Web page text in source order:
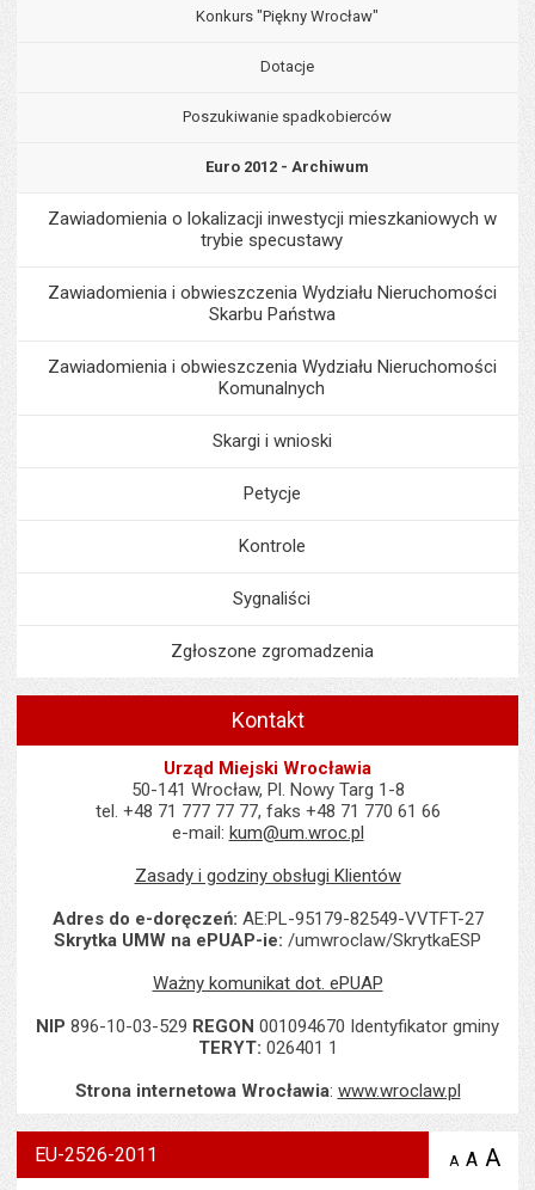
Konkurs "Piękny Wrocław"
Dotacje
Poszukiwanie spadkobierców
Euro 2012 - Archiwum
Zawiadomienia o lokalizacji inwestycji mieszkaniowych w
trybie specustawy
Zawiadomienia i obwieszczenia Wydziału Nieruchomości
Skarbu Państwa
Zawiadomienia i obwieszczenia Wydziału Nieruchomości
Komunalnych
Skargi i wnioski
Petycje
Kontrole
Sygnaliści
Zgłoszone zgromadzenia
Kontakt
Urząd Miejski Wrocławia
50-141 Wrocław, Pl. Nowy Targ 1-8
tel. +48 71 777 77 77, faks +48 71 770 61 66
e-mail: kum@um.wroc.pl
Zasady i godziny obsługi Klientów
Adres do e-doręczeń: AE:PL-95179-82549-VVTFT-27
Skrytka UMW na ePUAP-ie: /umwroclaw/SkrytkaESP
Ważny komunikat dot. ePUAP
NIP 896-10-03-529 REGON 001094670 Identyfikator gminy
TERYT: 026401 1
Strona internetowa Wrocławia: www.wroclaw.pl
EU-2526-2011 A zmniejsz
A A